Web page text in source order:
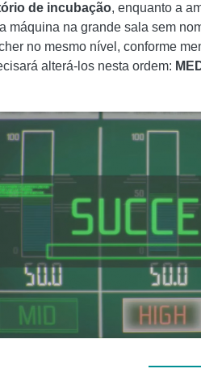
de incubação, enquanto a
máquina na grande sala sem
no mesmo nível, conforme
alterá-los nesta ordem: